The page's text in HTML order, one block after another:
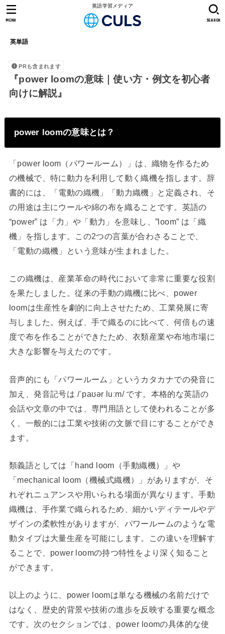
英語学習メディア
英単語
SEARCH
MENU
PRも含まれます
『power loomの意味｜使い方・例文を初心者
向けに解説』
power loomの意味とは？
「power loom（パワールーム）」は、織物を作るため
の機械で、特に動力を利用して動く織機を指します。辞
書的には、「電動の織機」「動力織機」と定義され、そ
の用途は主にウールや綿の布を織ることです。英語の
“power” は「力」や「動力」を意味し、”loom” は「織
機」を指します。この2つの言葉が合わさることで、
「電動の織機」という意味が生まれました。
この織機は、産業革命の時代において非常に重要な役割
を果たしました。従来の手動の織機に比べ、power
loomは生産性を劇的に向上させたため、工業発展に寄
与しました。例えば、手で織るのに比べて、何倍もの速
度で布を作ることができたため、衣類産業や布地市場に
大きな影響を与えたのです。
音声的にも「パワールーム」というカタカナでの発音に
加え、発音記号は /ˈpaʊər luːm/ です。本格的な英語の
会話や文章の中では、専門用語として使われることが多
く、一般的には工業や技術の文脈で目にすることができ
ます。
類義語としては「hand loom（手動織機）」や
「mechanical loom（機械式織機）」がありますが、そ
れぞれニュアンスや用いられる場面が異なります。手動
織機は、手作業で織られるため、細かいディテールやデ
ザインの柔軟性がありますが、パワールームのような電
動タイプは大量生産を可能にします。この違いを理解す
ることで、power loomの持つ特性をより深く知ること
ができます。
以上のように、power loomは単なる機械の名前だけで
はなく、歴史的背景や技術の進歩を反映する重要な概念
です。次のセクションでは、power loomの具体的な使